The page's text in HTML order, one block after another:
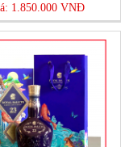
1.850.000 VNĐ